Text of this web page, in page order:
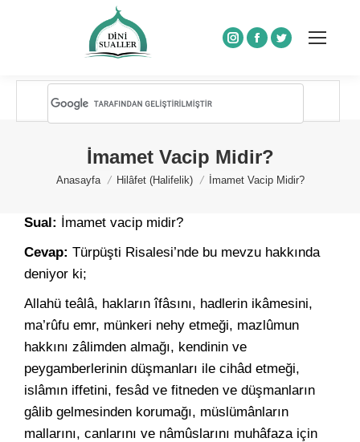
Instagram
Facebook
Twitter
İmamet Vacip Midir?
You are here:
Anasayfa Hilâfet (Halifelik) İmamet Vacip Midir?
Sual: İmamet vacip midir?
Cevap: Türpüşti Risalesi’nde bu mevzu hakkında
deniyor ki;
Allahü teâlâ, hakların îfâsını, hadlerin ikâmesini,
ma’rûfu emr, münkeri nehy etmeği, mazlûmun
hakkını zâlimden almağı, kendinin ve
peygamberlerinin düşmanları ile cihâd etmeği,
islâmın iffetini, fesâd ve fitneden ve düşmanların
gâlib gelmesinden korumağı, müslümânların
mallarını, canlarını ve nâmûslarını muhâfaza için